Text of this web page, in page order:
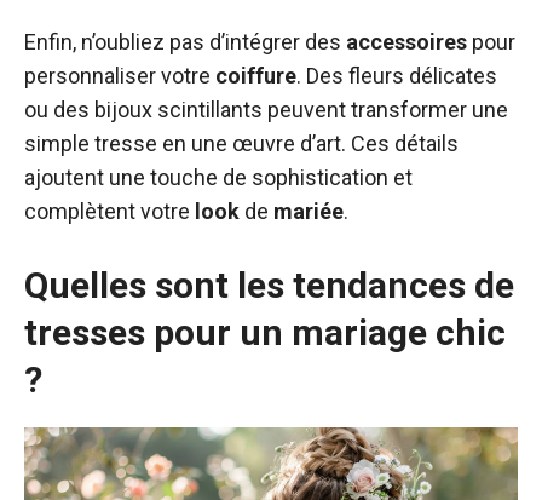
Enfin, n’oubliez pas d’intégrer des accessoires pour
personnaliser votre coiffure. Des fleurs délicates
ou des bijoux scintillants peuvent transformer une
simple tresse en une œuvre d’art. Ces détails
ajoutent une touche de sophistication et
complètent votre look de mariée.
Quelles sont les tendances de
tresses pour un mariage chic
?